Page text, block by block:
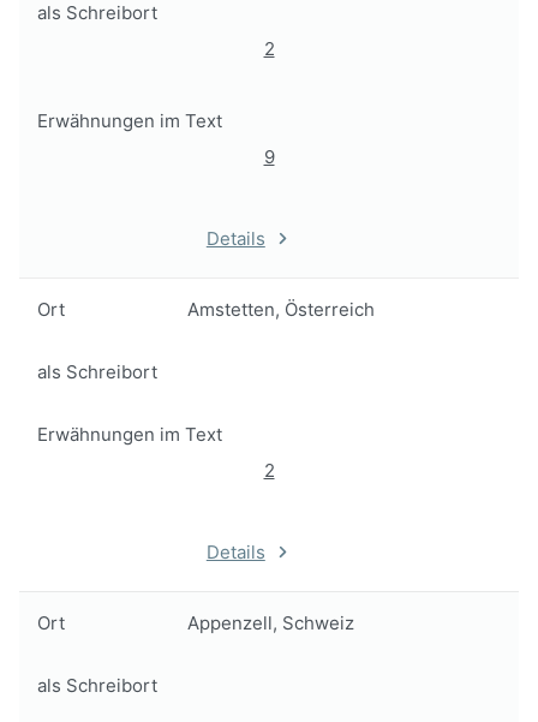
als Schreibort
2
Erwähnungen im Text
9
Details
Ort Amstetten, Österreich
als Schreibort
Erwähnungen im Text
2
Details
Ort Appenzell, Schweiz
als Schreibort